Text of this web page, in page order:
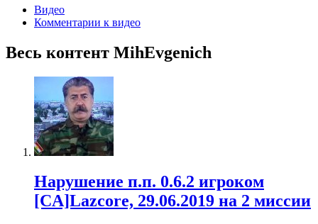
Видео
Комментарии к видео
Весь контент MihEvgenich
Нарушение п.п. 0.6.2 игроком
[CA]Lazcore, 29.06.2019 на 2 миссии